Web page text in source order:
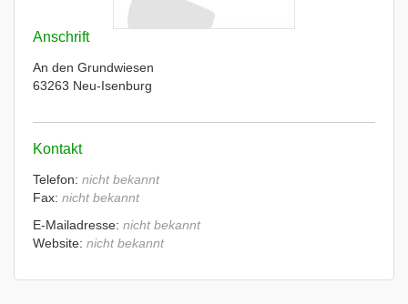
Anschrift
An den Grundwiesen
63263 Neu-Isenburg
Kontakt
Telefon: nicht bekannt
Fax: nicht bekannt
E-Mailadresse: nicht bekannt
Website: nicht bekannt